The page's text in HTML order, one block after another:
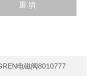
电磁阀8010777